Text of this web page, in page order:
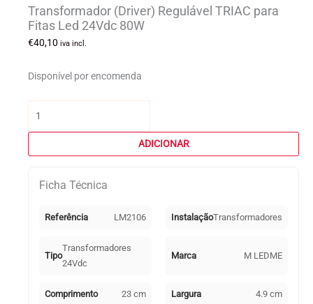
Transformador (Driver) Regulável TRIAC para
Fitas Led 24Vdc 80W
€40,10 iva incl.
Disponível por encomenda
(Driver)
TRIAC
Fitas
ADICIONAR
Ficha Técnica
Referência LM2106 InstalaçãoTransformadores
Tipo
Transformadores
24Vdc
Marca M LEDME
Comprimento 23 cm Largura 4.9 cm